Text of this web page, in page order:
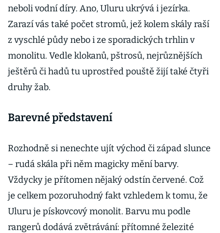
neboli vodní díry. Ano, Uluru ukrývá i jezírka.
Zarazí vás také počet stromů, jež kolem skály raší
z vyschlé půdy nebo i ze sporadických trhlin v
monolitu. Vedle klokanů, pštrosů, nejrůznějších
ještěrů či hadů tu uprostřed pouště žijí také čtyři
druhy žab.
Barevné představení
Rozhodně si nenechte ujít východ či západ slunce
– rudá skála při něm magicky mění barvy.
Vždycky je přítomen nějaký odstín červené. Což
je celkem pozoruhodný fakt vzhledem k tomu, že
Uluru je pískovcový monolit. Barvu mu podle
rangerů dodává zvětrávání: přítomné železité